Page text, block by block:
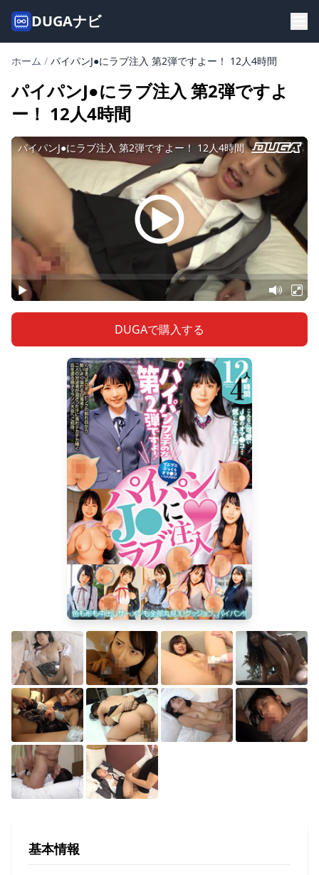
DUGAナビ
ホーム / パイパンJ●にラブ注入 第2弾ですよー！ 12人4時間
パイパンJ●にラブ注入 第2弾ですよ
ー！ 12人4時間
DUGAで購入する
基本情報